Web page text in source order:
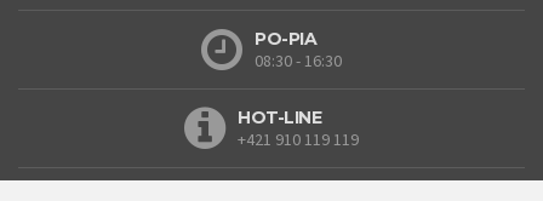
PO-PIA
08:30 - 16:30
HOT-LINE
+421 910 119 119